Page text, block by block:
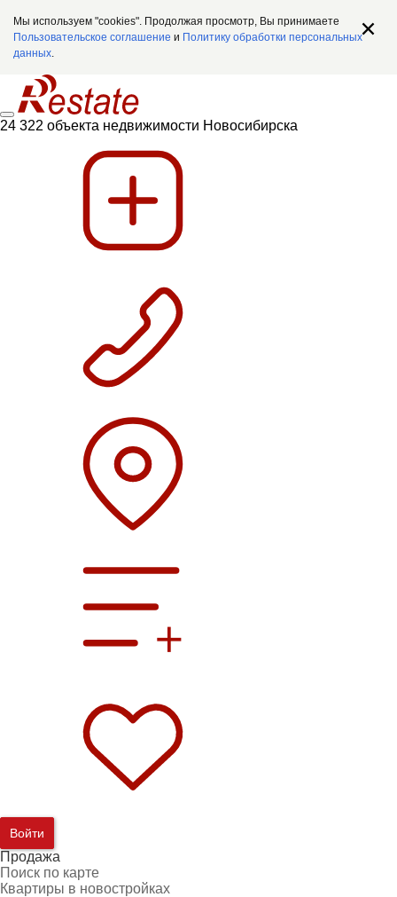
Мы используем "cookies". Продолжая просмотр, Вы принимаете
Пользовательское соглашение и Политику обработки персональных
данных.
24 322 объекта недвижимости Новосибирска
Войти
Продажа
Поиск по карте
Квартиры в новостройках